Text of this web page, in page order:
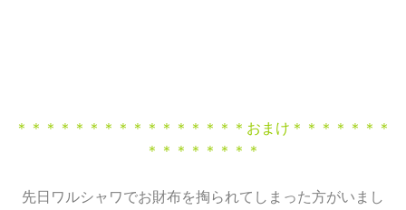
＊＊＊＊＊＊＊＊＊＊＊＊＊＊＊＊おまけ＊＊＊＊＊＊＊
＊＊＊＊＊＊＊＊
先日ワルシャワでお財布を掏られてしまった方がいまし